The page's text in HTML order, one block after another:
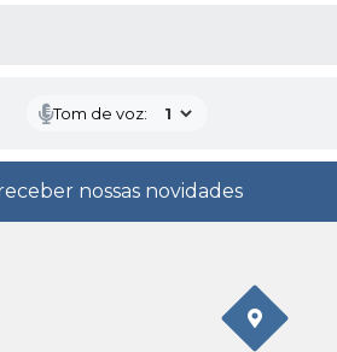
Tom de voz:
nossas novidades